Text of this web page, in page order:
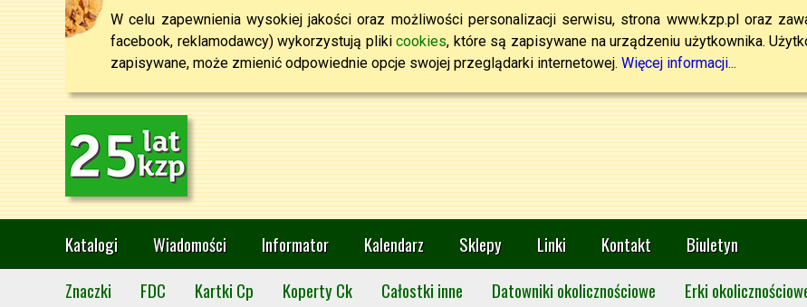
W celu zapewnienia wysokiej jakości oraz możliwości personalizacji serwisu, strona www.kzp.pl oraz
facebook, reklamodawcy) wykorzystują plikicookies, które są zapisywane na urządzeniu użytkownika.
zapisywane, może zmienić odpowiednie opcje swojej przeglądarki internetowej. Więcej informacji...
Katalogi Wiadomości Informator Kalendarz Sklepy Linki Kontakt
Biuletyn
Znaczki
FDC Kartki Cp Koperty Ck Całostki inne Datowniki okolicznościowe Erki